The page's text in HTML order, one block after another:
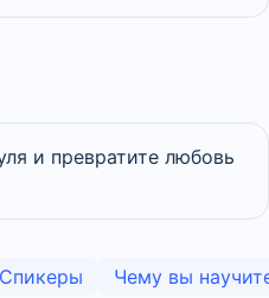
и превратите любовь
Спикеры Чему вы